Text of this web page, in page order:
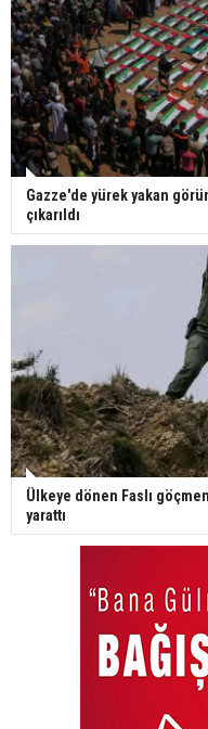
Gazze'de yürek yakan
çıkarıldı
Ülkeye dönen Faslı
yarattı